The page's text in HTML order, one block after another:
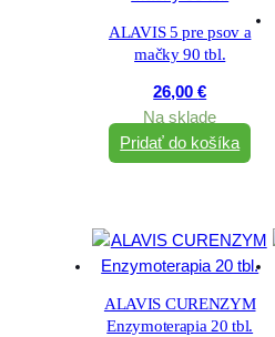
ALAVIS 5 pre psov a
mačky 90 tbl.
26,00€
Na sklade
Pridať do košíka
ALAVIS CURENZYM
Enzymoterapia 20 tbl.